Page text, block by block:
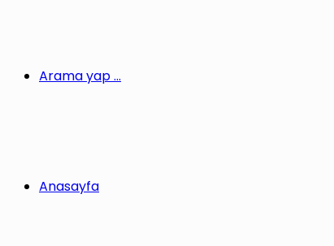
Arama yap ...
Anasayfa